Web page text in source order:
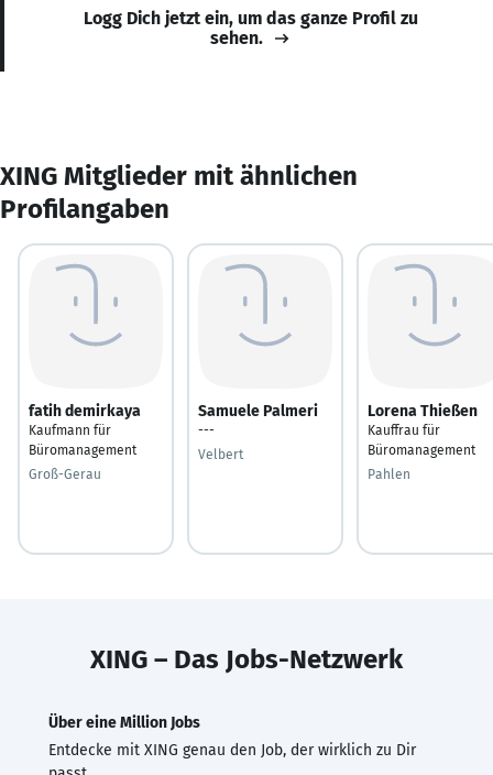
Logg Dich jetzt ein, um das ganze Profil zu
sehen.
XING Mitglieder mit ähnlichen
Profilangaben
fatih demirkaya
Kaufmann für
Büromanagement
Groß-Gerau
Samuele Palmeri
---
Velbert
Lorena Thießen
Kauffrau für
Büromanagement
Pahlen
XING – Das Jobs-Netzwerk
Über eine Million Jobs
Entdecke mit XING genau den Job, der wirklich zu Dir